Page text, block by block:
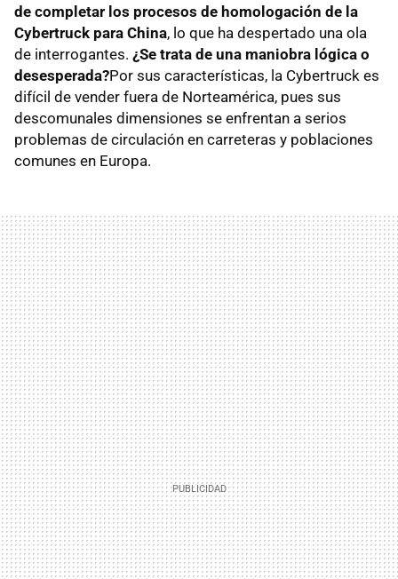
de completar los procesos de homologación de la
Cybertruck para China, lo que ha despertado una ola
de interrogantes. ¿Se trata de una maniobra lógica o
desesperada?Por sus características, la Cybertruck es
difícil de vender fuera de Norteamérica, pues sus
descomunales dimensiones se enfrentan a serios
problemas de circulación en carreteras y poblaciones
comunes en Europa.